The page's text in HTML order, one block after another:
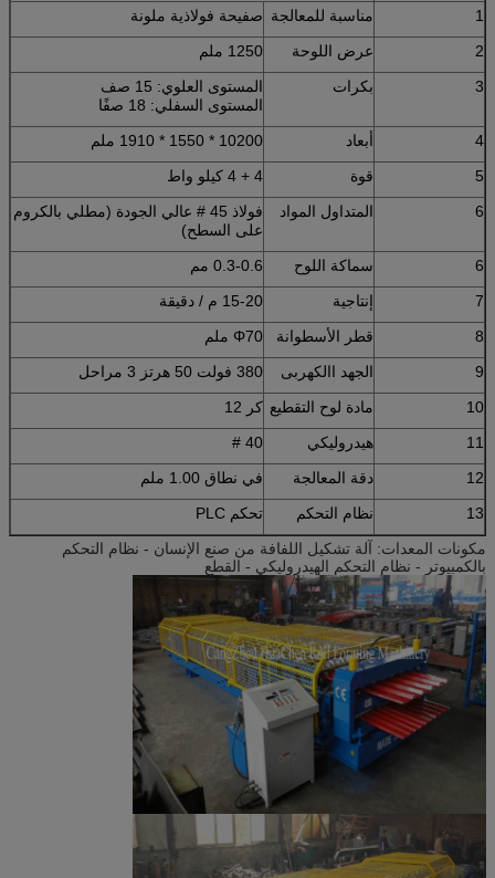
1 مناسبة للمعالجة صفيحة فولاذية ملونة
2
عرض اللوحة
1250 ملم
3
بكرات
المستوى العلوي: 15 صف
المستوى السفلي: 18 صفًا
4
أبعاد
10200 * 1550 * 1910 ملم
5
قوة
4 + 4 كيلو واط
6
المتداول المواد
فولاذ 45 # عالي الجودة (مطلي بالكروم
على السطح)
6
سماكة اللوح
0.3-0.6 مم
7
إنتاجية
15-20 م / دقيقة
8
قطر الأسطوانة
Φ70 ملم
9
الجهد االكهربى
380 فولت 50 هرتز 3 مراحل
10
مادة لوح التقطيع كر 12
11
هيدروليكي
40 #
12
دقة المعالجة
في نطاق 1.00 ملم
13
نظام التحكم
تحكم PLC
مكونات المعدات: آلة تشكيل اللفافة من صنع الإنسان - نظام التحكم
بالكمبيوتر - نظام التحكم الهيدروليكي - القطع